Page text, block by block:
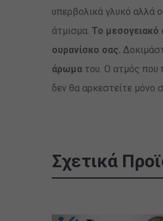
υπερβολικά γλυκό αλλά
άτμισμα. Το μεσογειακό
ουρανίσκο σας.
άρωμα του. Ο ατμός που
δεν θα αρκεστείτε μόνο
Σχετικά